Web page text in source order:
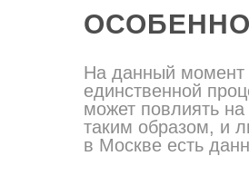
На данный момент
единственной
может повлиять
таким образом, и
в Москве есть